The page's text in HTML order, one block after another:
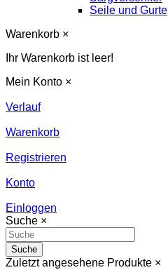
Seile und Gurte
Warenkorb ×
Ihr Warenkorb ist leer!
Mein Konto ×
Verlauf
Warenkorb
Registrieren
Konto
Einloggen
Suche ×
Suche
Zuletzt angesehene Produkte ×